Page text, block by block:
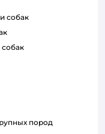
собак
собак
пород